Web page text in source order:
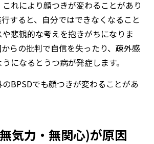
れにより顔つきが変わることがあり
すると、自分ではできなくなること
悲観的な考えを抱きがちになりま
らの批判で自信を失ったり、疎外感
になるとうつ病が発症します。
BPSDでも顔つきが変わることがあ
気力・無関心)が原因